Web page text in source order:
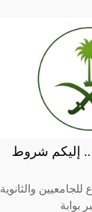
.. إليكم شروط
للجامعيين والثانوية
بوابة